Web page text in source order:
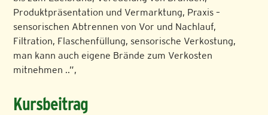
Produktpräsentation und Vermarktung, Praxis –
sensorischen Abtrennen von Vor und Nachlauf,
Filtration, Flaschenfüllung, sensorische Verkostung,
man kann auch eigene Brände zum Verkosten
mitnehmen ..”,
Kursbeitrag